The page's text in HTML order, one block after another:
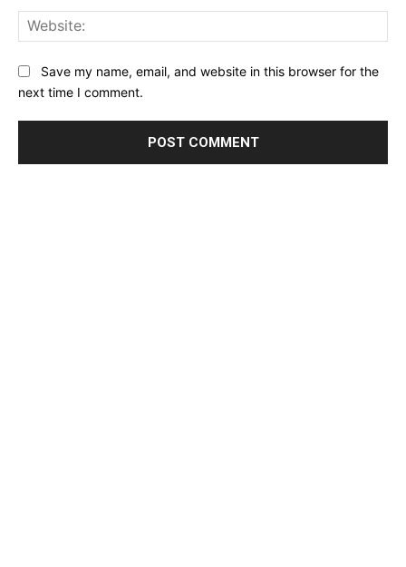
Save my name, email, and website in this browser for the
next time I comment.